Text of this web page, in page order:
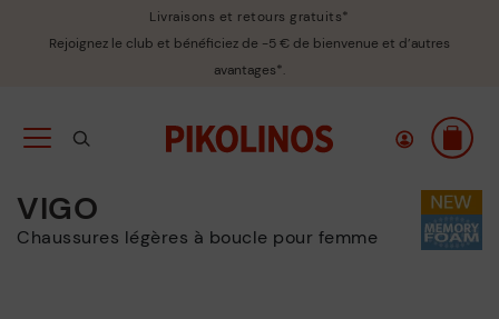
Livraisons et retours gratuits*
Rejoignez le club et bénéficiez de -5 € de bienvenue et d’autres
avantages*.
VIGO
Chaussures légères à boucle pour femme